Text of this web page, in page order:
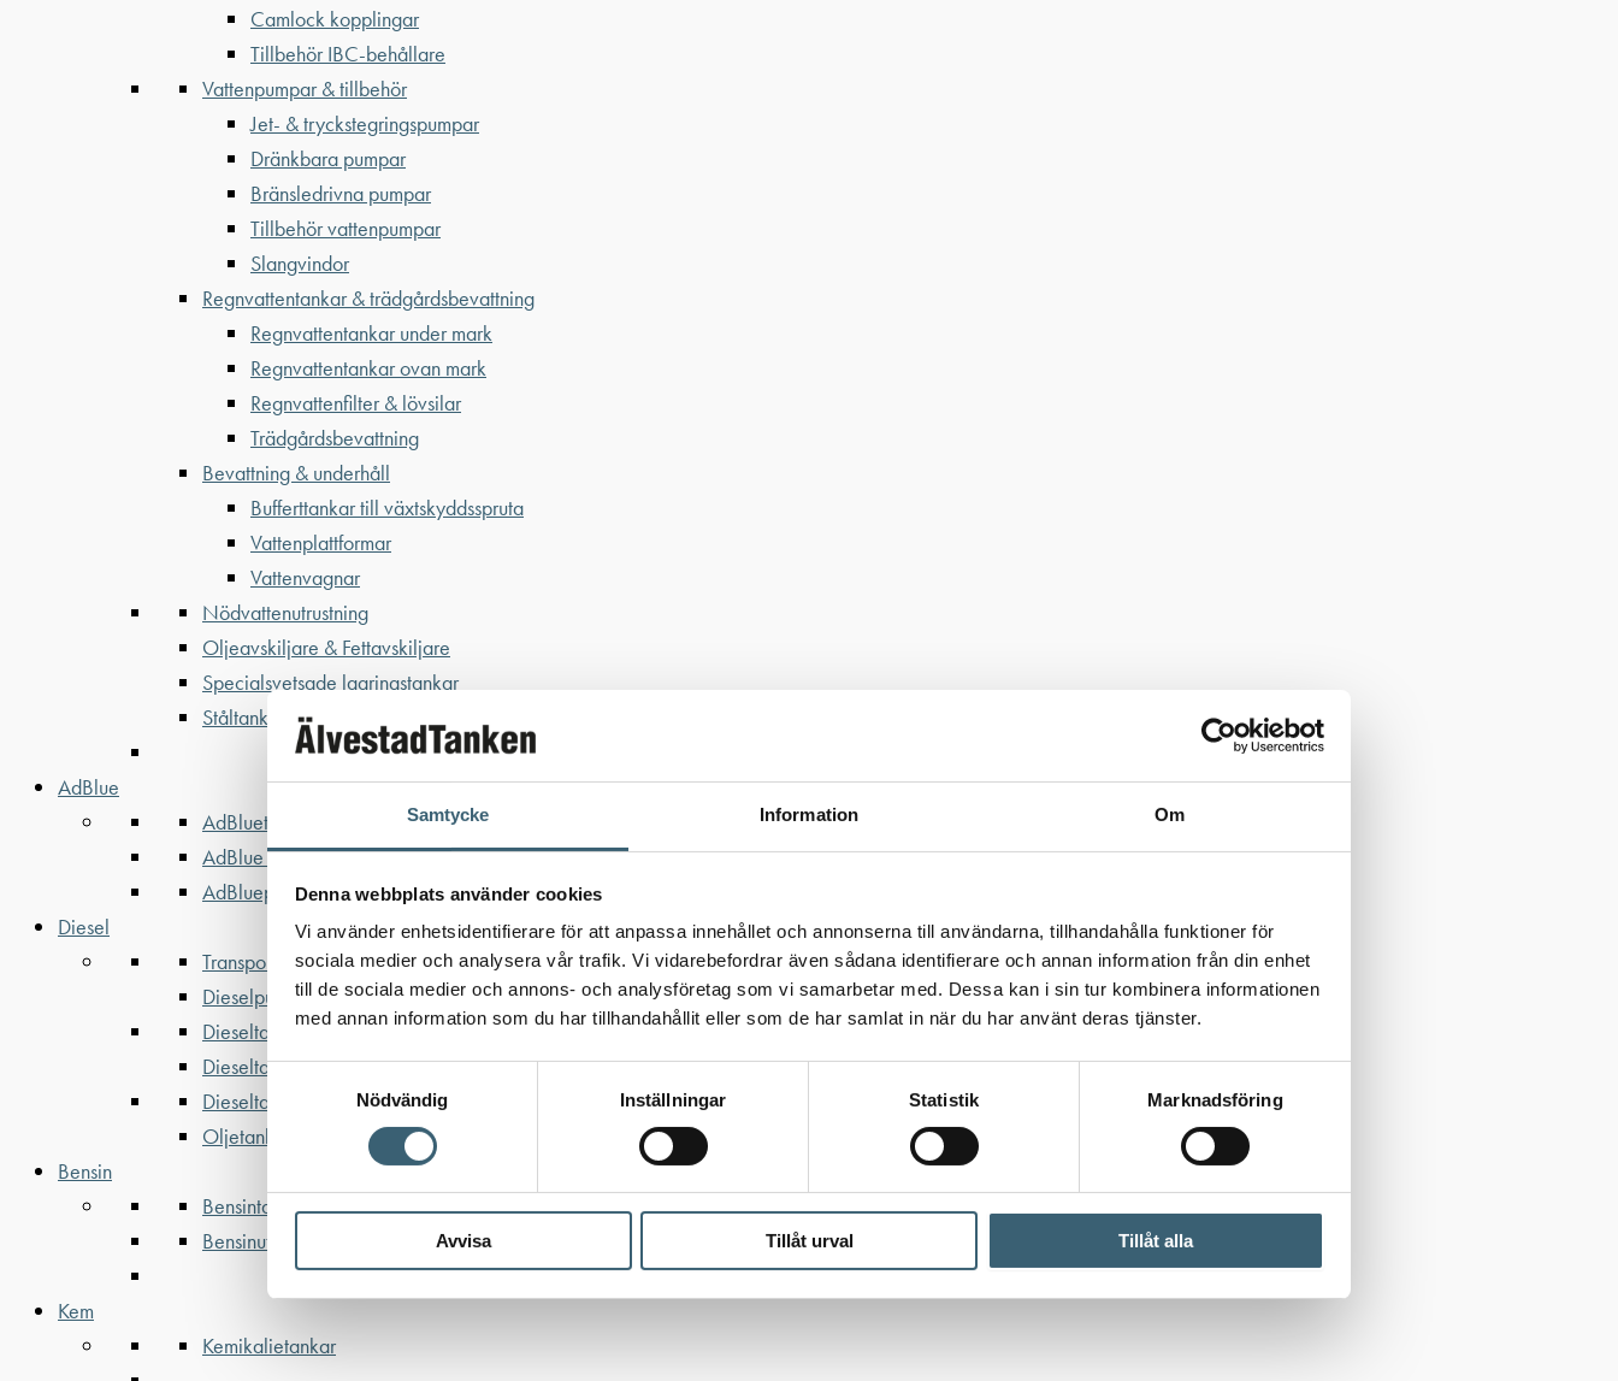
Samtycke Information Om
Denna webbplats använder cookies
Vi använder enhetsidentifierare för att anpassa innehållet och annonserna till användarna, tillhandahålla funktioner för
sociala medier och analysera vår trafik. Vi vidarebefordrar även sådana identifierare och annan information från din enhet
till de sociala medier och annons- och analysföretag som vi samarbetar med. Dessa kan i sin tur kombinera informationen
med annan information som du har tillhandahållit eller som de har samlat in när du har använt deras tjänster.
Samtyckesval
Nödvändig
Inställningar Statistik Marknadsföring
Avvisa Tillåt urval Tillåt alla
Camlock kopplingar
Tillbehör IBC-behållare
Vattenpumpar & tillbehör
Jet- & tryckstegringspumpar
Dränkbara pumpar
Bränsledrivna pumpar
Tillbehör vattenpumpar
Slangvindor
Regnvattentankar & trädgårdsbevattning
Regnvattentankar under mark
Regnvattentankar ovan mark
Regnvattenfilter & lövsilar
Trädgårdsbevattning
Bevattning & underhåll
Bufferttankar till växtskyddsspruta
Vattenplattformar
Vattenvagnar
Nödvattenutrustning
Oljeavskiljare & Fettavskiljare
Specialsvetsade lagringstankar
Ståltankar för lagring, transport & process
AdBlue
AdBluetankar
AdBlue transporttankar
AdBluepumpar & tillbehör
Diesel
Transporttankar Diesel
Dieselpumpar & tillbehör
Dieseltankar 1200-9000 liter
Dieseltank reservdelar & tillbehör
Dieseltankar ADR 500-3000 liter
Oljetankar 200-9000 liter
Bensin
Bensintankar
Bensinutrustning
Kem
Kemikalietankar